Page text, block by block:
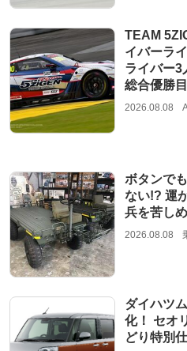
TEAM
イバーラ
ライバー3
総合優勝
2026.08.08
ボタンで
ない!? 運
兵を苦し
2026.08.08
ダイハツ
化！ セオ
どり特別